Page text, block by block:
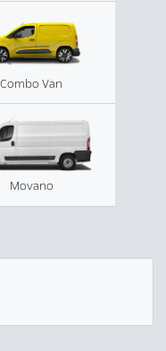
Combo Van
Movano